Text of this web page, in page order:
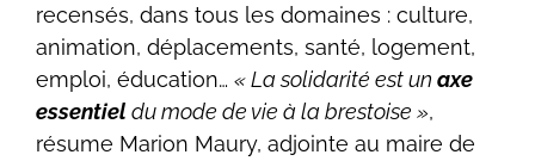
recensés, dans tous les domaines : culture,
animation, déplacements, santé, logement,
emploi, éducation… « La solidarité est un axe
essentiel du mode de vie à la brestoise »,
résume Marion Maury, adjointe au maire de